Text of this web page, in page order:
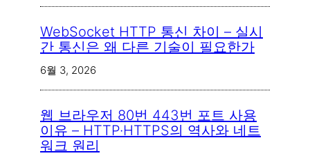
WebSocket HTTP 통신 차이 – 실시
간 통신은 왜 다른 기술이 필요한가
6월 3, 2026
웹 브라우저 80번 443번 포트 사용
이유 – HTTP·HTTPS의 역사와 네트
워크 원리